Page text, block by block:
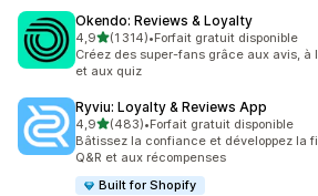
Okendo: Reviews & Loyalty
4,9étoile(s) sur 5
(1 314)
1314 avis au total
•Forfait gratuit disponible
Créez des super-fans grâce aux avis,
et aux quiz
Ryviu: Loyalty & Reviews App
4,9étoile(s) sur 5
(483)
483 avis au total
•Forfait gratuit disponible
Bâtissez la confiance et développez la
Q&R et aux récompenses
Built for Shopify